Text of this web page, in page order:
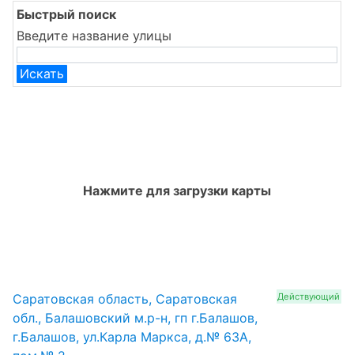
Быстрый поиск
Введите название улицы
Искать
Нажмите для загрузки карты
Саратовская область, Саратовская
обл., Балашовский м.р-н, гп г.Балашов,
г.Балашов, ул.Карла Маркса, д.№ 63А,
Действующий